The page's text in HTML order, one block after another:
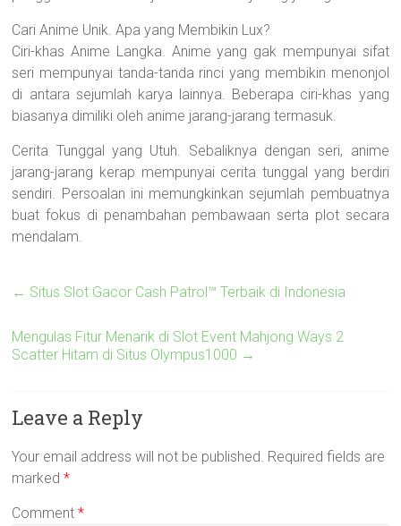
Cari Anime Unik. Apa yang Membikin Lux?
Ciri-khas Anime Langka. Anime yang gak mempunyai sifat
seri mempunyai tanda-tanda rinci yang membikin menonjol
di antara sejumlah karya lainnya. Beberapa ciri-khas yang
biasanya dimiliki oleh anime jarang-jarang termasuk.
Cerita Tunggal yang Utuh. Sebaliknya dengan seri, anime
jarang-jarang kerap mempunyai cerita tunggal yang berdiri
sendiri. Persoalan ini memungkinkan sejumlah pembuatnya
buat fokus di penambahan pembawaan serta plot secara
mendalam.
← Situs Slot Gacor Cash Patrol™ Terbaik di Indonesia
Mengulas Fitur Menarik di Slot Event Mahjong Ways 2
Scatter Hitam di Situs Olympus1000 →
Leave a Reply
Your email address will not be published. Required fields are
marked*
Comment*